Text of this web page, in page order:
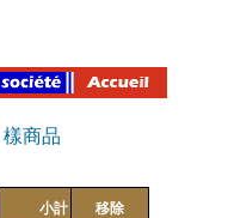
樣商品
小計
移除